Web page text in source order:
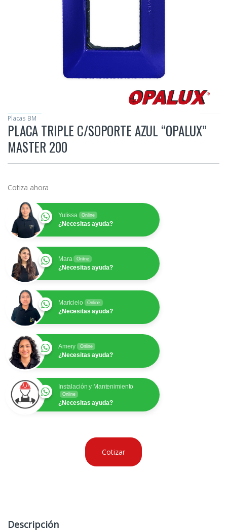
Placas BM
PLACA TRIPLE C/SOPORTE AZUL “OPALUX”
MASTER 200
Cotiza ahora
Yulissa Online
¿Necesitas ayuda?
Mara Online
¿Necesitas ayuda?
Maricielo Online
¿Necesitas ayuda?
Amery Online
¿Necesitas ayuda?
Instalación y Mantenimiento
Online
¿Necesitas ayuda?
Cotizar
Descripción